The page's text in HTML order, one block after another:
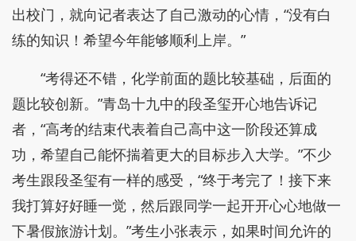
出校门，就向记者表达了自己激动的心情，“没有白
练的知识！希望今年能够顺利上岸。”
“考得还不错，化学前面的题比较基础，后面的
题比较创新。”青岛十九中的段圣玺开心地告诉记
者，“高考的结束代表着自己高中这一阶段还算成
功，希望自己能怀揣着更大的目标步入大学。”不少
考生跟段圣玺有一样的感受，“终于考完了！接下来
我打算好好睡一觉，然后跟同学一起开开心心地做一
下暑假旅游计划。”考生小张表示，如果时间允许的